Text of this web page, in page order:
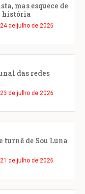
mas esquece de
história
24 de julho de 2026
das redes
23 de julho de 2026
turnê de Sou Luna
21 de julho de 2026